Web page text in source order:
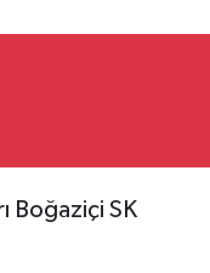
Boğaziçi SK